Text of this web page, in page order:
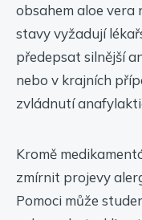
obsahem aloe vera
stavy vyžadují
předepsat silnější
nebo v krajních
zvládnutí
Kromě
zmírnit projevy
Pomoci může